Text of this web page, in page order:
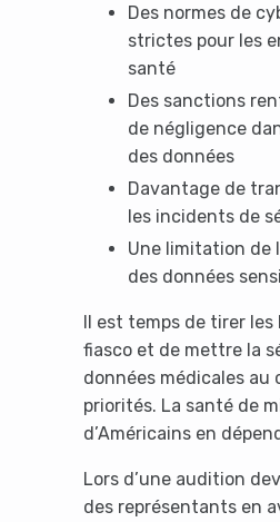
Des normes de
strictes pour les
santé
Des sanctions
de négligence
des données
Davantage de
les incidents de
Une limitation de
des données
Il est temps de tirer les
fiasco et de mettre la
données médicales au
priorités. La santé de
d’Américains en
Lors d’une audition
des représentants en